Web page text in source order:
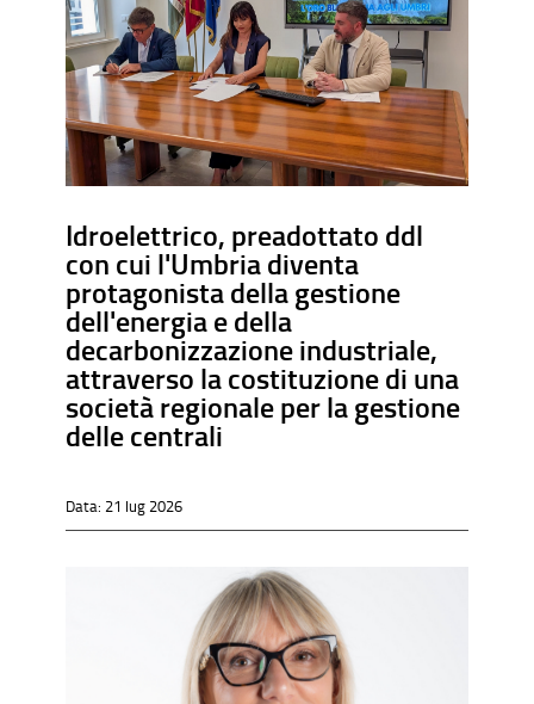
Idroelettrico, preadottato ddl
con cui l'Umbria diventa
protagonista della gestione
dell'energia e della
decarbonizzazione industriale,
attraverso la costituzione di una
società regionale per la gestione
delle centrali
Data: 21 lug 2026